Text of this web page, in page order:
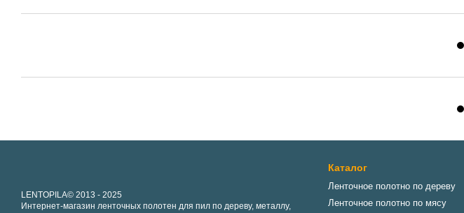
LENTOPILA© 2013 - 2025
Интернет-магазин ленточных полотен для пил по дереву, металлу,
Каталог
Ленточное полотно по дереву
Ленточное полотно по мясу